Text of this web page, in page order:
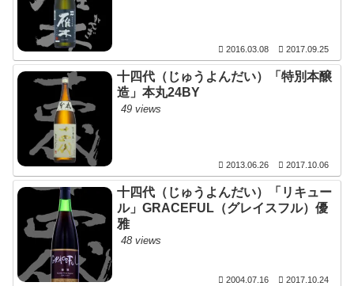
2016.03.08 2017.09.25
十四代（じゅうよんだい）「特別本醸
造」本丸24BY
49 views
2013.06.26 2017.10.06
十四代（じゅうよんだい）「リキュー
ル」GRACEFUL（グレイスフル）優
雅
48 views
2004.07.16 2017.10.24